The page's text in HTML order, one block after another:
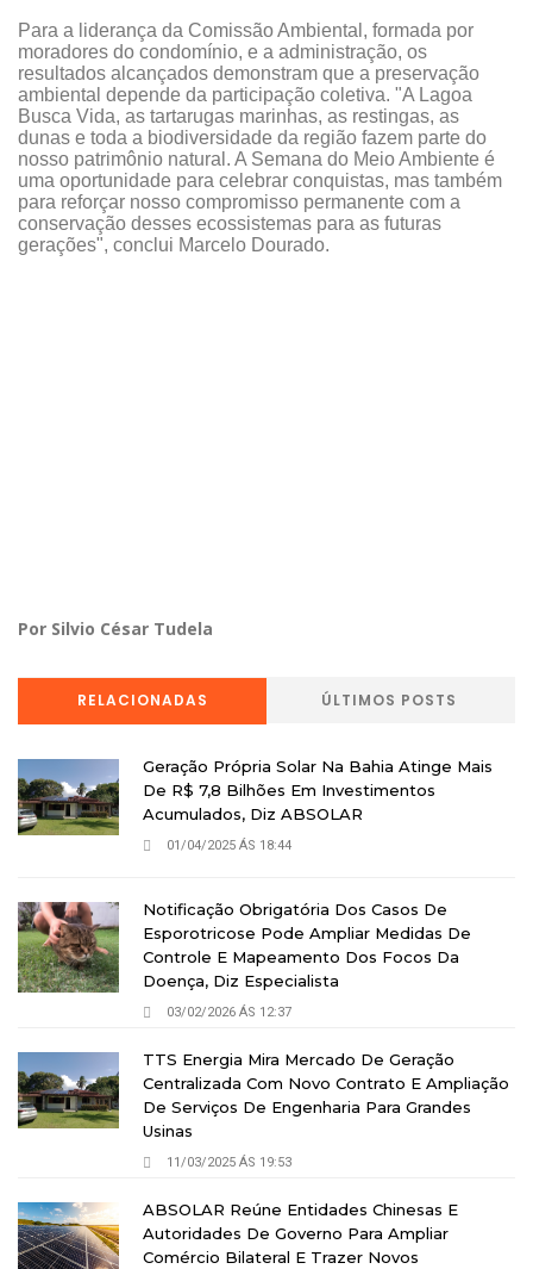
Para a liderança da Comissão Ambiental, formada por
moradores do condomínio, e a administração, os
resultados alcançados demonstram que a preservação
ambiental depende da participação coletiva. "A Lagoa
Busca Vida, as tartarugas marinhas, as restingas, as
dunas e toda a biodiversidade da região fazem parte do
nosso patrimônio natural. A Semana do Meio Ambiente é
uma oportunidade para celebrar conquistas, mas também
para reforçar nosso compromisso permanente com a
conservação desses ecossistemas para as futuras
gerações", conclui Marcelo Dourado.
Por Silvio César Tudela
RELACIONADAS ÚLTIMOS POSTS
Geração Própria Solar Na Bahia Atinge Mais
De R$ 7,8 Bilhões Em Investimentos
Acumulados, Diz ABSOLAR
01/04/2025 ÁS 18:44
Notificação Obrigatória Dos Casos De
Esporotricose Pode Ampliar Medidas De
Controle E Mapeamento Dos Focos Da
Doença, Diz Especialista
03/02/2026 ÁS 12:37
TTS Energia Mira Mercado De Geração
Centralizada Com Novo Contrato E Ampliação
De Serviços De Engenharia Para Grandes
Usinas
11/03/2025 ÁS 19:53
ABSOLAR Reúne Entidades Chinesas E
Autoridades De Governo Para Ampliar
Comércio Bilateral E Trazer Novos